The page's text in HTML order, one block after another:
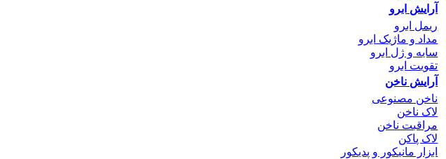
آرایش ابرو
ریمل ابرو
مداد و ماژیک ابرو
سایه و ژل ابرو
تقویت ابرو
آرایش ناخن
ناخن مصنوعی
لاک ناخن
مراقبت ناخن
لاک پاکن
ابزار مانیکور و پدیکور